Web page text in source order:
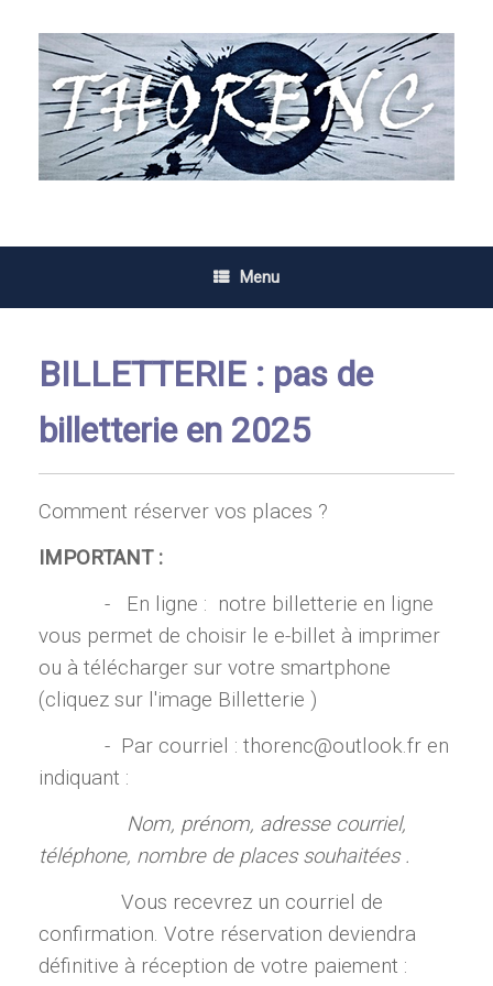
content
Menu
BILLETTERIE : pas de
billetterie en 2025
Comment réserver vos places ?
IMPORTANT :
- En ligne : notre billetterie en ligne
vous permet de choisir le e-billet à imprimer
ou à télécharger sur votre smartphone
(cliquez sur l'image Billetterie )
- Par courriel : thorenc@outlook.fr en
indiquant :
Nom, prénom, adresse courriel,
téléphone, nombre de places souhaitées .
Vous recevrez un courriel de
confirmation. Votre réservation deviendra
définitive à réception de votre paiement :